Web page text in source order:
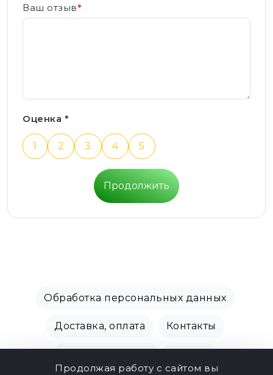
Ваш отзыв*
Оценка *
1 2 3 4 5
Продолжить
Обработка персональных данных
Доставка, оплата Контакты
Продолжая работу с сайтом вы